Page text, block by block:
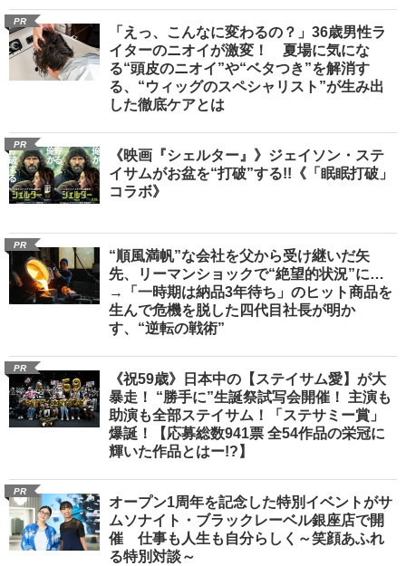
PR
「えっ、こんなに変わるの？」36歳男性ラ
イターのニオイが激変！ 夏場に気にな
る“頭皮のニオイ”や“ベタつき”を解消す
る、“ウィッグのスペシャリスト”が生み出
した徹底ケアとは
PR
《映画『シェルター』》ジェイソン・ステ
イサムがお盆を“打破”する!!《「眠眠打破」
コラボ》
PR
“順風満帆”な会社を父から受け継いだ矢
先、リーマンショックで“絶望的状況”に…
→「一時期は納品3年待ち」のヒット商品を
生んで危機を脱した四代目社長が明か
す、“逆転の戦術”
PR
《祝59歳》日本中の【ステイサム愛】が大
暴走！ “勝手に”生誕祭試写会開催！ 主演も
助演も全部ステイサム！「ステサミー賞」
爆誕！【応募総数941票 全54作品の栄冠に
輝いた作品とはー!?】
PR
オープン1周年を記念した特別イベントがサ
ムソナイト・ブラックレーベル銀座店で開
催 仕事も人生も自分らしく～笑顔あふれ
る特別対談～